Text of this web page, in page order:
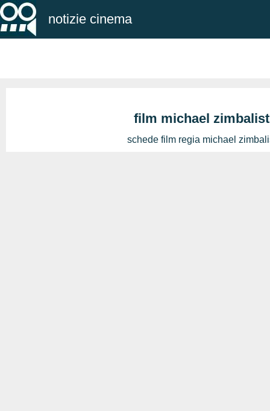
notizie cinema
film michael zimbalist
schede film regia michael